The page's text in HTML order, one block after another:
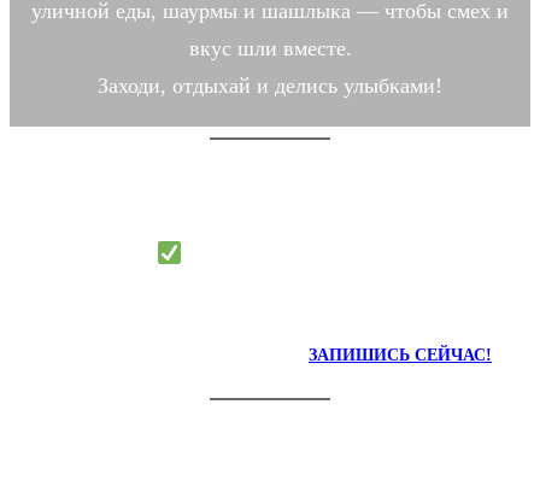
уличной еды, шаурмы и шашлыка — чтобы смех и
вкус шли вместе.
Заходи, отдыхай и делись улыбками!
ЗАПИШИСЬ СЕЙЧАС!